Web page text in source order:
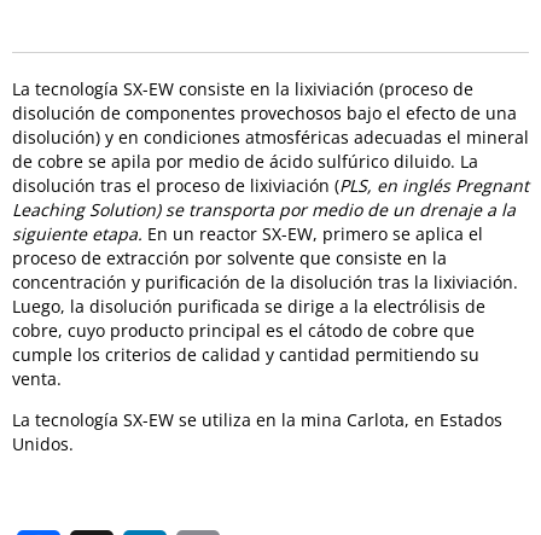
La tecnología SX-EW consiste en la lixiviación (proceso de
disolución de componentes provechosos bajo el efecto de una
disolución) y en condiciones atmosféricas adecuadas el mineral
de cobre se apila por medio de ácido sulfúrico diluido. La
disolución tras el proceso de lixiviación (PLS, en inglés Pregnant
Leaching Solution) se transporta por medio de un drenaje a la
siguiente etapa. En un reactor SX-EW, primero se aplica el
proceso de extracción por solvente que consiste en la
concentración y purificación de la disolución tras la lixiviación.
Luego, la disolución purificada se dirige a la electrólisis de
cobre, cuyo producto principal es el cátodo de cobre que
cumple los criterios de calidad y cantidad permitiendo su
venta.
La tecnología SX-EW se utiliza en la mina Carlota, en Estados
Unidos.